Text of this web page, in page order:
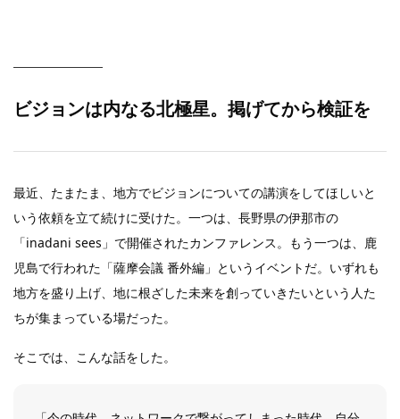
ビジョンは内なる北極星。掲げてから検証を
最近、たまたま、地方でビジョンについての講演をしてほしいと
いう依頼を立て続けに受けた。一つは、長野県の伊那市の
「inadani sees」で開催されたカンファレンス。もう一つは、鹿
児島で行われた「薩摩会議 番外編」というイベントだ。いずれも
地方を盛り上げ、地に根ざした未来を創っていきたいという人た
ちが集まっている場だった。
そこでは、こんな話をした。